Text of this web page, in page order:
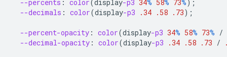
--percents : color(display-p3 34% 58% 73%);
--decimals : color(display-p3 .34 .58 .73);
--percent-opacity : color(display-p3 34% 58% 73% /
--decimal-opacity : color(display-p3 .34 .58 .73 /